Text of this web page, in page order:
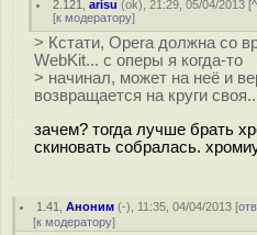
2.121 ,arisu (ok), 21:29, 05/04/2013 [^
[к модератору]
> Кстати, Opera должна со
WebKit... с оперы я когда-то
> начинал, может на неё и
возвращается на круги
зачем? тогда лучше брать
скиновать собралась.
1.41 ,Аноним (-), 11:35, 04/04/2013 [
[к модератору]